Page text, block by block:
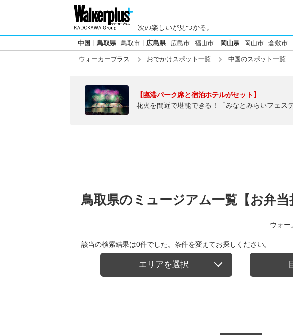
次の楽しいが見つかる。
中国 鳥取県 鳥取市 広島県 広島市 福山市 岡山県 岡山市 倉敷市
ウォーカープラス おでかけスポット一覧 中国のスポット一覧
【臨港パーク席と宿泊ホテルがセット】
花火を間近で堪能できる！「みなとみらいフェス
鳥取県のミュージアム一覧【お弁当
ウォー
該当の検索結果は0件でした。条件を変えてお探しください。
エリアを選択